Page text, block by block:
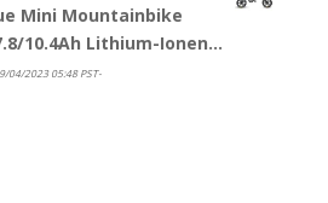
Mini Mountainbike
10.4Ah Lithium-Ionen…
04/2023 05:48 PST-